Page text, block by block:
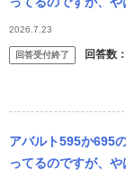
ないのでしょうか？
2026.7.23
回答受付終了 回答数：
アバルト595か695
ってるのですが、